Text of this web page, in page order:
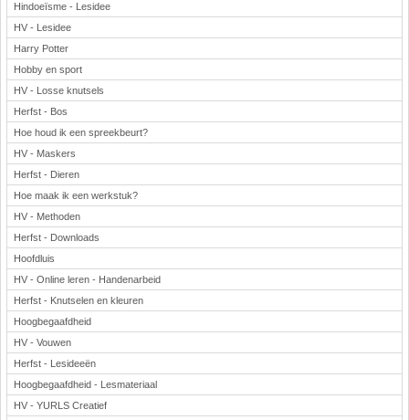
Hindoeïsme - Lesidee
HV - Lesidee
Harry Potter
Hobby en sport
HV - Losse knutsels
Herfst - Bos
Hoe houd ik een spreekbeurt?
HV - Maskers
Herfst - Dieren
Hoe maak ik een werkstuk?
HV - Methoden
Herfst - Downloads
Hoofdluis
HV - Online leren - Handenarbeid
Herfst - Knutselen en kleuren
Hoogbegaafdheid
HV - Vouwen
Herfst - Lesideeën
Hoogbegaafdheid - Lesmateriaal
HV - YURLS Creatief